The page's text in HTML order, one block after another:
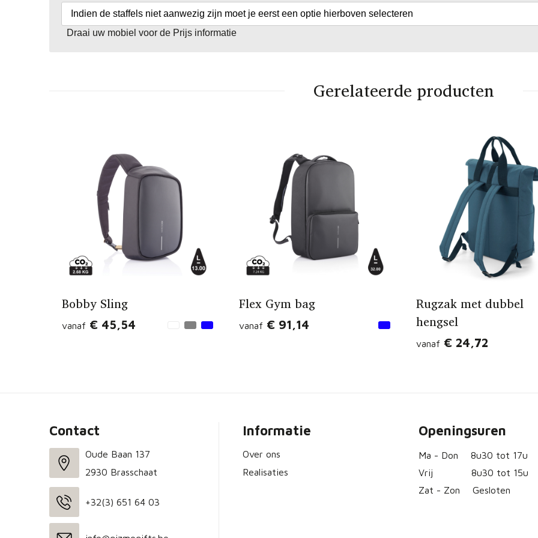
Indien de staffels niet aanwezig zijn moet je eerst een optie hierboven selecteren
Draai uw mobiel voor de Prijs informatie
Gerelateerde producten
Bobby Sling
vanaf € 45,54
Flex Gym bag
vanaf € 91,14
Rugzak met dubbel
hengsel
vanaf € 24,72
Contact
Oude Baan 137
2930 Brasschaat
+32(3) 651 64 03
Informatie
Over ons
Realisaties
Openingsuren
Ma - Don
8u30 tot 17u
Vrij
8u30 tot 15u
Zat - Zon
Gesloten